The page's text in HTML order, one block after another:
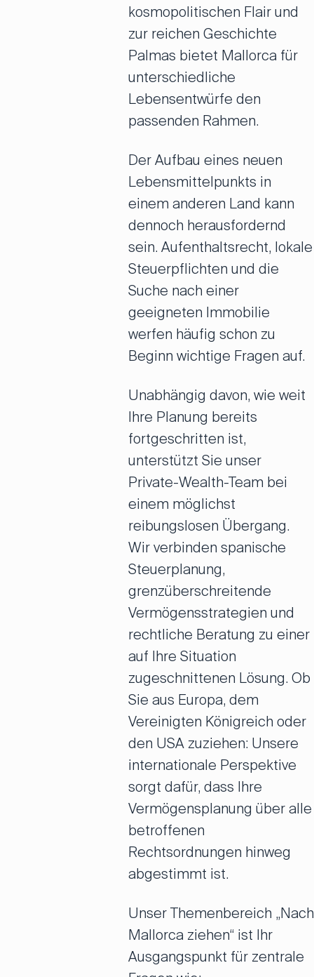
kosmopolitischen Flair und
zur reichen Geschichte
Palmas bietet Mallorca für
unterschiedliche
Lebensentwürfe den
passenden Rahmen.
Der Aufbau eines neuen
Lebensmittelpunkts in
einem anderen Land kann
dennoch herausfordernd
sein. Aufenthaltsrecht, lokale
Steuerpflichten und die
Suche nach einer
geeigneten Immobilie
werfen häufig schon zu
Beginn wichtige Fragen auf.
Unabhängig davon, wie weit
Ihre Planung bereits
fortgeschritten ist,
unterstützt Sie unser
Private-Wealth-Team bei
einem möglichst
reibungslosen Übergang.
Wir verbinden spanische
Steuerplanung,
grenzüberschreitende
Vermögensstrategien und
rechtliche Beratung zu einer
auf Ihre Situation
zugeschnittenen Lösung. Ob
Sie aus Europa, dem
Vereinigten Königreich oder
den USA zuziehen: Unsere
internationale Perspektive
sorgt dafür, dass Ihre
Vermögensplanung über alle
betroffenen
Rechtsordnungen hinweg
abgestimmt ist.
Unser Themenbereich „Nach
Mallorca ziehen“ ist Ihr
Ausgangspunkt für zentrale